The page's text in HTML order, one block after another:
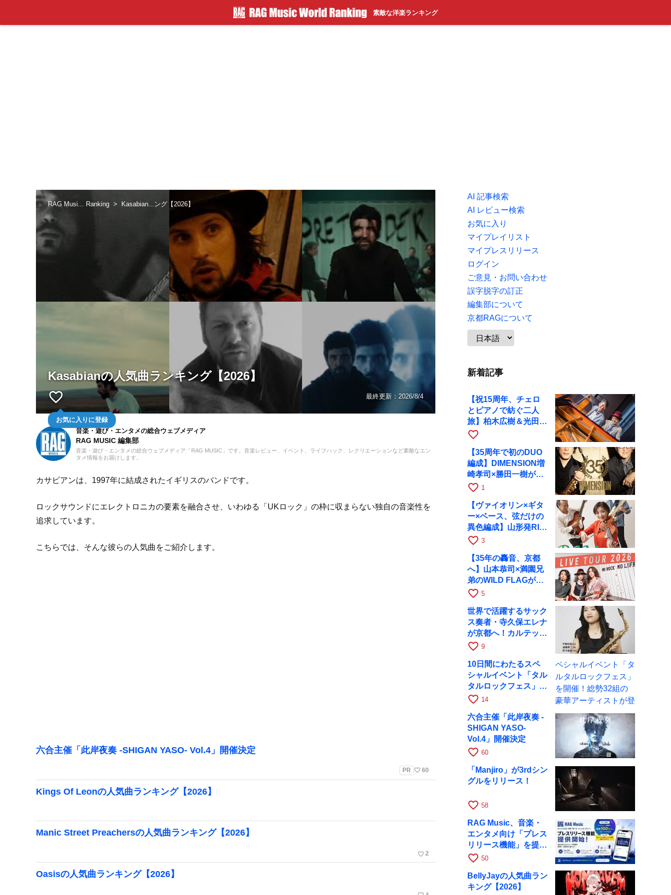
素敵な洋楽ランキング
RAG Musi... Ranking Kasabian...ング【2026】
Kasabianの人気曲ランキング【2026】
favorite_border
お気に入りに登録
最終更新： 2026/8/4
音楽・遊び・エンタメの総合ウェブメディア
RAG MUSIC 編集部
音楽・遊び・エンタメの総合ウェブメディア「RAG MUSIC」です。音楽レビュー、イベント、ライフハック、レクリエーションなど素敵なエン
タメ情報をお届けします。
カサビアンは、1997年に結成されたイギリスのバンドです。
ロックサウンドにエレクトロニカの要素を融合させ、いわゆる「UKロック」の枠に収まらない独自の音楽性を
追求しています。
こちらでは、そんな彼らの人気曲をご紹介します。
六合主催「此岸夜奏 -SHIGAN YASO- Vol.4」開催決定
PR favorite_border 60
Kings Of Leonの人気曲ランキング【2026】
Manic Street Preachersの人気曲ランキング【2026】
favorite_border 2
Oasisの人気曲ランキング【2026】
AI 記事検索
AI レビュー検索
お気に入り
マイプレイリスト
マイプレスリリース
ログイン
ご意見・お問い合わせ
誤字脱字の訂正
編集部について
京都RAGについて
新着記事
【祝15周年、チェロ
とピアノで紡ぐ二人
旅】柏木広樹＆光田健
一が11月12日に京都
favorite_border
【35周年で初のDUO
編成】DIMENSION増
崎孝司×勝田一樹が10
月11日に京都RAGへ
favorite_border 1
【ヴァイオリン×ギタ
ー×ベース、弦だけの
異色編成】山形発RIM
が初全国ツアーで8月
favorite_border 3
【35年の轟音、京都
へ】山本恭司×満園兄
弟のWILD FLAGが8
月6日にRAGでライブ
favorite_border 5
世界で活躍するサック
ス奏者・寺久保エレナ
が京都へ！カルテッ
ト・ツアー京都公演を
favorite_border 9
10日間にわたるスペ
シャルイベント「タル
タルロックフェス」を
開催！総勢32組の豪
favorite_border 14
六合主催「此岸夜奏 -
SHIGAN YASO-
Vol.4」開催決定
favorite_border 60
「Manjiro」が3rdシン
グルをリリース！
favorite_border 58
RAG Music、音楽・
エンタメ向け「プレス
リリース機能」を提供
開始
favorite_border 50
BellyJayの人気曲ラン
キング【2026】